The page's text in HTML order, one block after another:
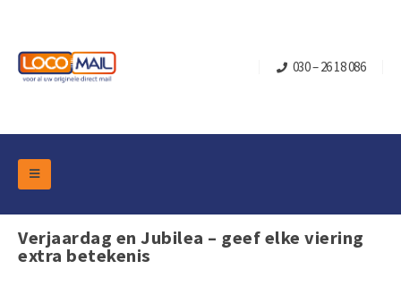
030 – 26 18 086
Verjaardag en Jubilea – geef elke viering
extra betekenis
DM Marketing Tools
Overzicht Categorieën
Verpakkingen
Branche